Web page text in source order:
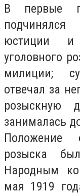
В первые
подчинялся
юстиции и
уголовного
милиции;
отвечал за
розыскную
занималась
Положение
розыска
Народным
мая 1919